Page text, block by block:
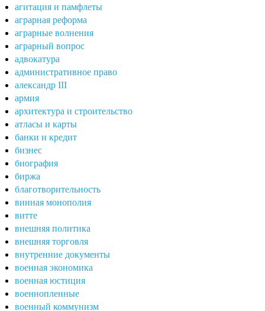
агитация и памфлеты
аграрная реформа
аграрные волнения
аграрный вопрос
адвокатура
административное право
александр III
армия
архитектура и строительство
атласы и карты
банки и кредит
бизнес
биография
биржа
благотворительность
винная монополия
витте
внешняя политика
внешняя торговля
внутренние документы
военная экономика
военная юстиция
военнопленные
военный коммунизм